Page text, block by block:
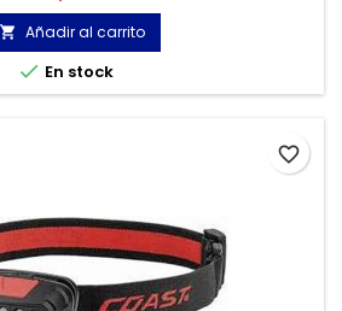
a un haz puntual de largo alcance.
 Añadir al carrito
 En stock
favorite_border